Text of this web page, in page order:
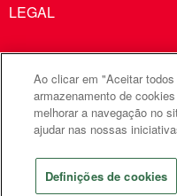
LEGAL
Comunicações
©2026 Comunicações
Ao clicar em "Aceitar
armazenamento de
melhorar a navegação no
ajudar nas nossas
Definições de cookies